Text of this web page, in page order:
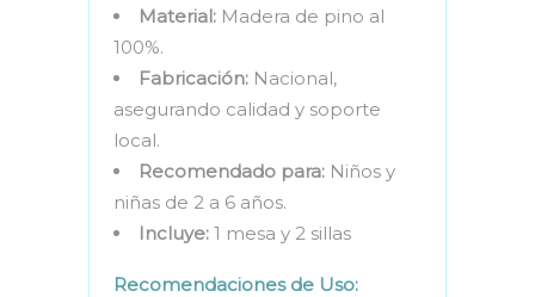
Material: Madera de pino al
100%.
Fabricación: Nacional,
asegurando calidad y soporte
local.
Recomendado para: Niños y
niñas de 2 a 6 años.
Incluye: 1 mesa y 2 sillas
Recomendaciones de Uso: